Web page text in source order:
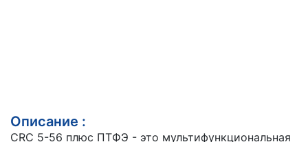
Описание :
CRC 5-56 плюс ПТФЭ - это мультифункциональная